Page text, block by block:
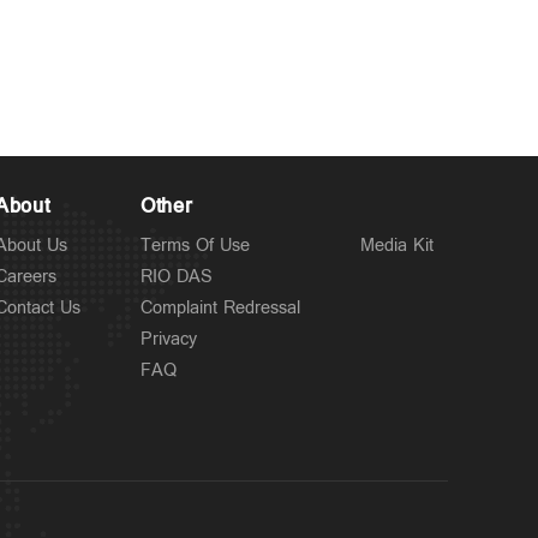
പിതാവടക്കം ഏഴ് പ്രതികള്‍
Us
Us
Other
Terms Of Use
RIO DAS
Complaint Redressal
Privacy
FAQ
Media Kit